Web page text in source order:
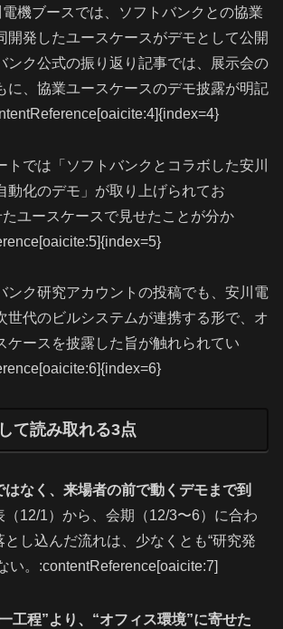
機ブースでは、ソフトバンクとの協業
開発したユースケースがデモとして公開
ンク公式の振り返り記事では、展示会の
に、協業ユースケースのデモ披露が明記
トでは「ソフトバンクとコラボした安川
動化のデモ」が取り上げられてお
たユースケースで見せたことが分か
ンク研究アカウントの投稿でも、安川電
世代のビルシステムが連携する形で、オ
ケースを披露した旨が触れられてい
て読み取れる3点
はなく、来場者の前で動くデモまで到
（12/1）から、会期（12/3〜6）に合わ
とし込んだ流れは、少なくとも“研究発
い。:contentReference[oaicite:7]
工程”より、“オフィス環境”に寄せた